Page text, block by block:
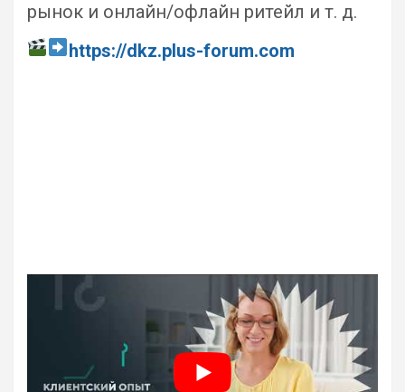
рынок и онлайн/офлайн ритейл и т. д.
https://dkz.plus-forum.com